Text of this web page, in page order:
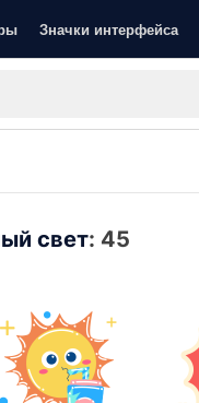
Значки интерфейса
свет: 45